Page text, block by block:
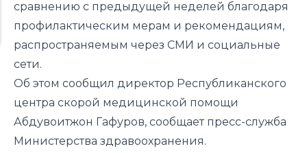
сравнению с предыдущей неделей благодаря
профилактическим мерам и рекомендациям,
распространяемым через СМИ и социальные
сети.
Об этом сообщил директор Республиканского
центра скорой медицинской помощи
Абдувоитжон Гафуров, сообщает пресс-служба
Министерства здравоохранения.